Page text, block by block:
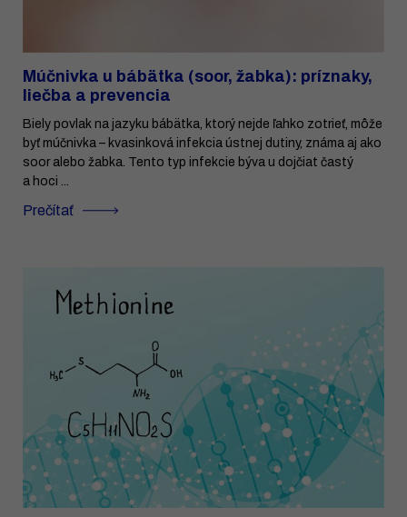
Múčnivka u bábätka (soor, žabka): príznaky,
liečba a prevencia
Biely povlak na jazyku bábätka, ktorý nejde ľahko zotrieť, môže
byť múčnivka – kvasinková infekcia ústnej dutiny, známa aj ako
soor alebo žabka. Tento typ infekcie býva u dojčiat častý
a hoci ...
Prečítať